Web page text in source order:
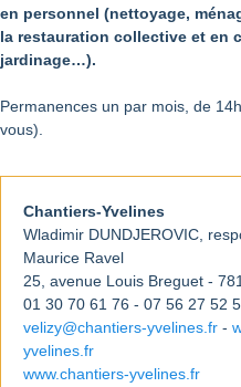
en personnel (nettoyage,
la restauration collective et en
jardinage…).
Permanences un par mois, de
vous).
Chantiers-Yvelines
Wladimir DUNDJEROVIC,
Maurice Ravel
25, avenue Louis Breguet -
01 30 70 61 76 - 07 56 27 52
velizy@chantiers-yvelines.fr -
yvelines.fr
www.chantiers-yvelines.fr